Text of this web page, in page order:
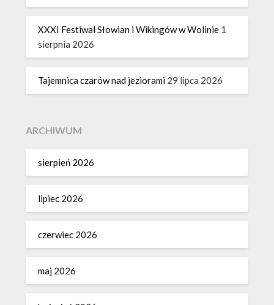
XXXI Festiwal Słowian i Wikingów w Wolinie 1
sierpnia 2026
Tajemnica czarów nad jeziorami 29 lipca 2026
ARCHIWUM
sierpień 2026
lipiec 2026
czerwiec 2026
maj 2026